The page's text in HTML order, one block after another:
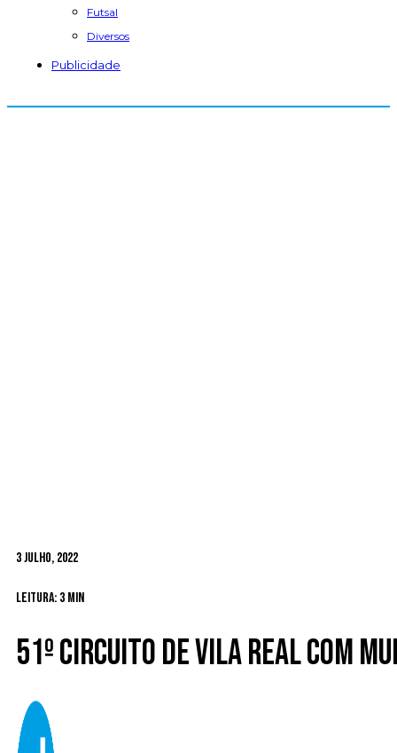
Futsal
Diversos
Publicidade
3 Julho, 2022
Leitura: 3 min
51º Circuito de Vila Real com